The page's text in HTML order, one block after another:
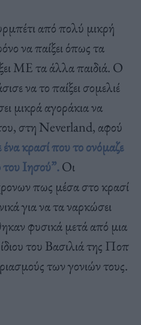
από πολύ μικρή
να παίξει όπως τα
ΜΕ τα άλλα παιδιά. Ο
να το παίξει σομελιέ
μικρά αγοράκια να
στη Neverland, αφού
κρασί που το ονόμαζε
Ιησού”.Οι
πως μέσα στο κρασί
για να τα ναρκώσει
φυσικά μετά από μια
του Βασιλιά της Ποπ
των γονιών τους.